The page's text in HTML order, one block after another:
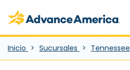
Advance America home
Inicio Sucursales Tennessee